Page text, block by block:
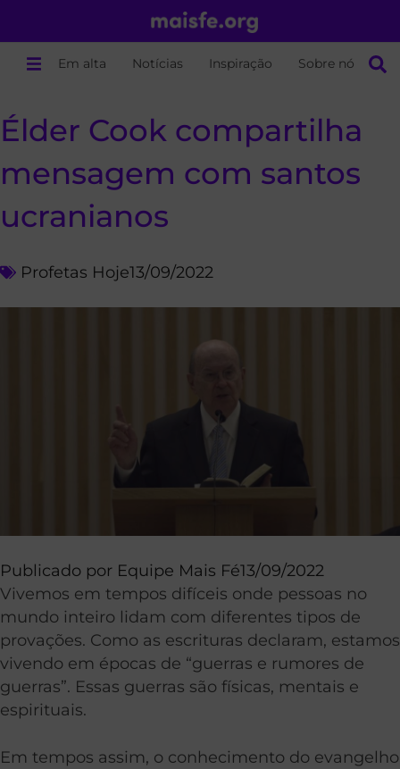
Em alta Notícias Inspiração Sobre nós
Élder Cook compartilha
mensagem com santos
ucranianos
Profetas Hoje13/09/2022
Publicado por Equipe Mais Fé13/09/2022
Vivemos em tempos difíceis onde pessoas no
mundo inteiro lidam com diferentes tipos de
provações. Como as escrituras declaram, estamos
vivendo em épocas de “guerras e rumores de
guerras”. Essas guerras são físicas, mentais e
espirituais.
Em tempos assim, o conhecimento do evangelho